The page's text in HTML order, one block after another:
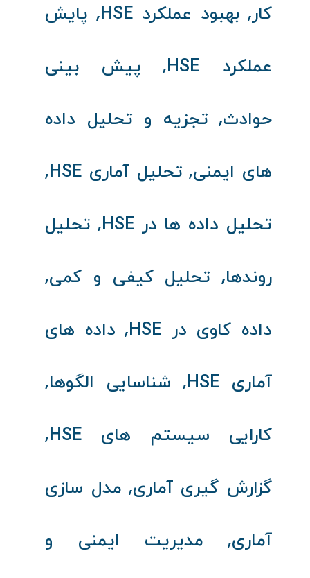
کار, بهبود عملکرد HSE , پایش
عملکرد HSE , پیش‌ بینی
حوادث, تجزیه و تحلیل داده‌
های ایمنی, تحلیل آماری HSE ,
تحلیل داده‌ ها در HSE , تحلیل
روندها, تحلیل کیفی و کمی,
داده‌ کاوی در HSE , داده‌ های
آماری HSE , شناسایی الگوها,
کارایی سیستم‌ های HSE ,
گزارش‌ گیری آماری,مدل‌ سازی
آماری, مدیریت ایمنی و